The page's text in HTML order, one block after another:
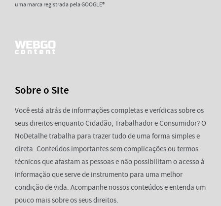
uma marca registrada pela GOOGLE®
Sobre o Site
Você está atrás de informações completas e verídicas sobre os
seus direitos enquanto Cidadão, Trabalhador e Consumidor? O
NoDetalhe trabalha para trazer tudo de uma forma simples e
direta. Conteúdos importantes sem complicações ou termos
técnicos que afastam as pessoas e não possibilitam o acesso à
informação que serve de instrumento para uma melhor
condição de vida. Acompanhe nossos conteúdos e entenda um
pouco mais sobre os seus direitos.